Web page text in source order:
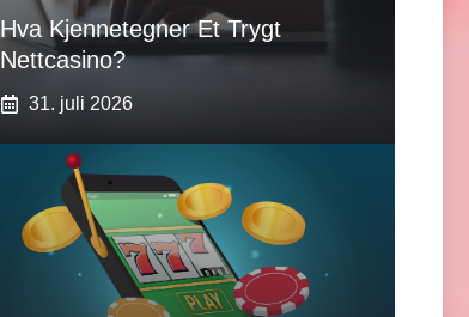
Hva Kjennetegner Et Trygt
Nettcasino?
31. juli 2026